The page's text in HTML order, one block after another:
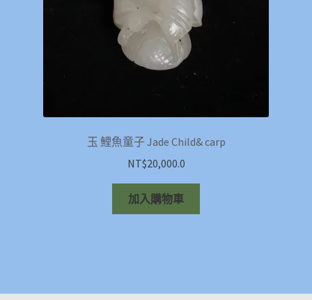
玉 鯉魚童子 Jade Child& carp
NT$20,000.0
加入購物車